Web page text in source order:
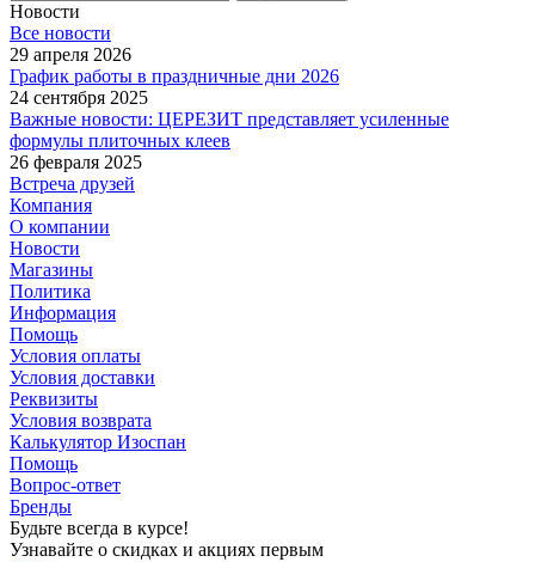
Новости
Все новости
29 апреля 2026
График работы в праздничные дни 2026
24 сентября 2025
Важные новости: ЦЕРЕЗИТ представляет усиленные
формулы плиточных клеев
26 февраля 2025
Встреча друзей
Компания
О компании
Новости
Магазины
Политика
Информация
Помощь
Условия оплаты
Условия доставки
Реквизиты
Условия возврата
Калькулятор Изоспан
Помощь
Вопрос-ответ
Бренды
Будьте всегда в курсе!
Узнавайте о скидках и акциях первым